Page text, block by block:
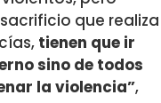
que realiza
tienen que ir
sino de todos
la violencia”,